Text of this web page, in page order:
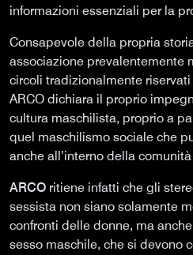
informazioni essenziali per la
Consapevole della propria
associazione prevalentemente
circoli tradizionalmente
ARCO dichiara il proprio
cultura maschilista, proprio a
quel maschilismo sociale che
anche all’interno della
ARCO ritiene infatti che gli
sessista non siano solamente
confronti delle donne, ma
sesso maschile, che si devono